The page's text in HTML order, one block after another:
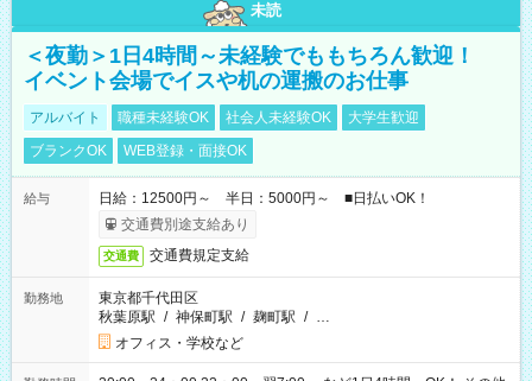
未読
＜夜勤＞1日4時間～未経験でももちろん歓迎！
イベント会場でイスや机の運搬のお仕事
アルバイト 職種未経験OK 社会人未経験OK
大学生歓迎
ブランクOK
WEB登録・面接OK
給与
日給：12500円～ 半日：5000円～ ■日払いOK！
交通費別途支給あり
交通費 交通費規定支給
勤務地
東京都千代田区
秋葉原駅 / 神保町駅 / 麹町駅 / …
オフィス・学校など